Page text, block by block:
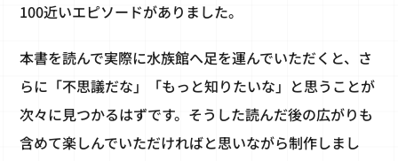
100近いエピソードがありました。
本書を読んで実際に水族館へ足を運んでいただくと、さ
らに「不思議だな」「もっと知りたいな」と思うことが
次々に見つかるはずです。そうした読んだ後の広がりも
含めて楽しんでいただければと思いながら制作しまし